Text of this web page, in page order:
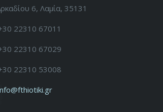
6, Λαμία, 35131
22310 67011
22310 67029
22310 53008